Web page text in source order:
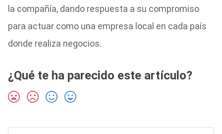
la compañía, dando respuesta a su compromiso
para actuar como una empresa local en cada país
donde realiza negocios.
¿Qué te ha parecido este artículo?